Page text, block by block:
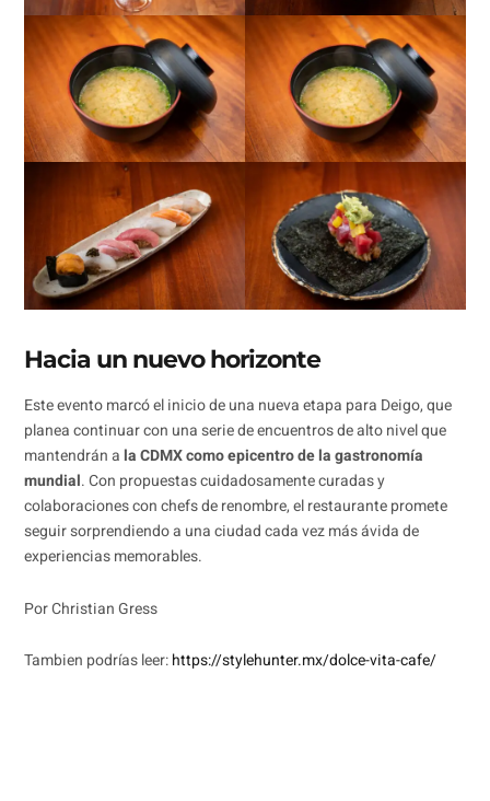
Hacia un nuevo horizonte
Este evento marcó el inicio de una nueva etapa para Deigo, que
planea continuar con una serie de encuentros de alto nivel que
mantendrán ala CDMX como epicentro de la gastronomía
mundial. Con propuestas cuidadosamente curadas y
colaboraciones con chefs de renombre, el restaurante promete
seguir sorprendiendo a una ciudad cada vez más ávida de
experiencias memorables.
Por Christian Gress
Tambien podrías leer:https://stylehunter.mx/dolce-vita-cafe/